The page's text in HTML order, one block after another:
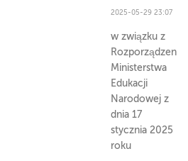
2025-05-29 23:07
w związku z
Ministerstwa
Edukacji
Narodowej z
dnia 17
stycznia 2025
roku